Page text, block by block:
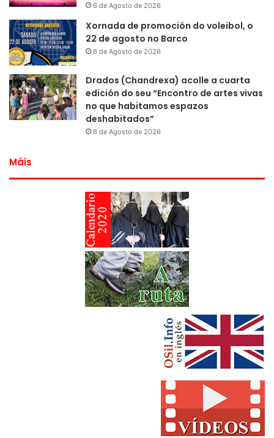
6 de Agosto de 2026
Xornada de promoción do voleibol, o
22 de agosto no Barco
6 de Agosto de 2026
Drados (Chandrexa) acolle a cuarta
edición do seu “Encontro de artes vivas
no que habitamos espazos
deshabitados”
6 de Agosto de 2026
Máis